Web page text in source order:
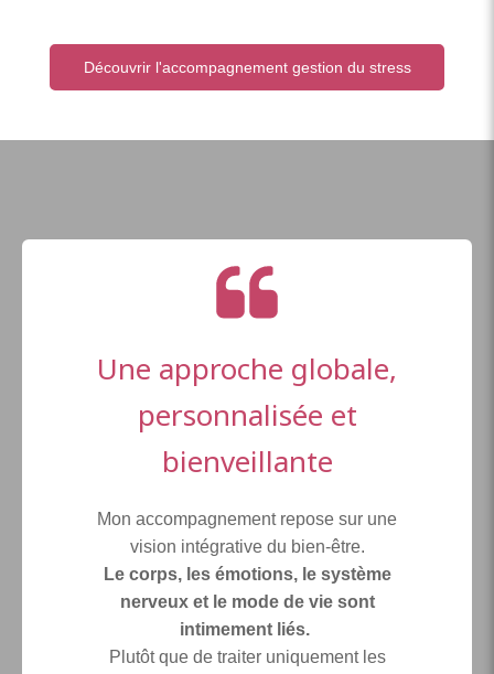
Découvrir l'accompagnement gestion du stress
Une approche globale,
personnalisée et
bienveillante
Mon accompagnement repose sur une
vision intégrative du bien-être.
Le corps, les émotions, le système
nerveux et le mode de vie sont
intimement liés.
Plutôt que de traiter uniquement les